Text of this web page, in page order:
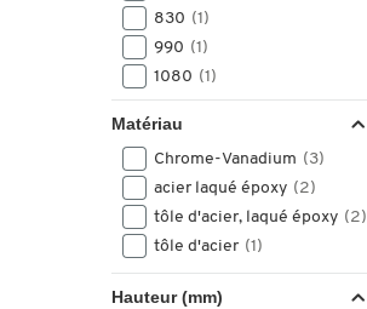
830 (1)
990 (1)
1080 (1)
1150(2)
1160
1300 (1)
Matériau
Chrome-Vanadium (3)
acier laqué époxy (2)
tôle d'acier, laqué époxy (2)
tôle d'acier (1)
Hauteur (mm)